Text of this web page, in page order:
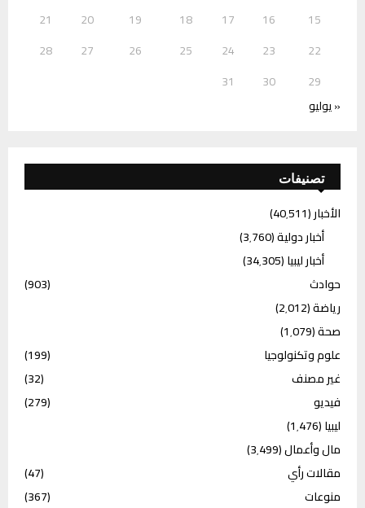
15
16
17
18
19
20
21
22
23
24
25
26
27
28
29
30
31
« يوليو
تصنيفات
الأخبار(40٬511)
أخبار دولية(3٬760)
أخبار ليبيا(34٬305)
حوادث
(903)
رياضة(2٬012)
صحة(1٬079)
علوم وتكنولوجيا
(199)
غير مصنف
(32)
فيديو
(279)
ليبيا(1٬476)
مال وأعمال(3٬499)
مقالات رأي
(47)
منوعات
(367)